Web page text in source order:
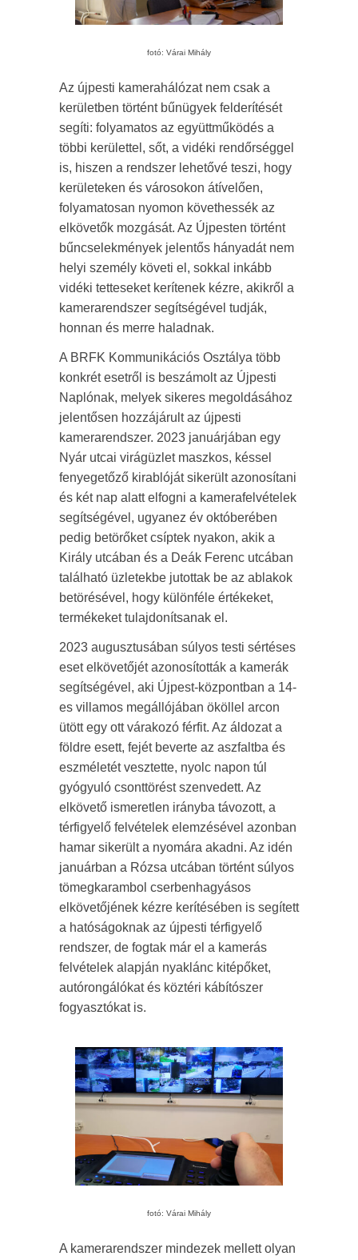
fotó: Várai Mihály
Az újpesti kamerahálózat nem csak a
kerületben történt bűnügyek felderítését
segíti: folyamatos az együttműködés a
többi kerülettel, sőt, a vidéki rendőrséggel
is, hiszen a rendszer lehetővé teszi, hogy
kerületeken és városokon átívelően,
folyamatosan nyomon követhessék az
elkövetők mozgását. Az Újpesten történt
bűncselekmények jelentős hányadát nem
helyi személy követi el, sokkal inkább
vidéki tetteseket kerítenek kézre, akikről a
kamerarendszer segítségével tudják,
honnan és merre haladnak.
A BRFK Kommunikációs Osztálya több
konkrét esetről is beszámolt az Újpesti
Naplónak, melyek sikeres megoldásához
jelentősen hozzájárult az újpesti
kamerarendszer. 2023 januárjában egy
Nyár utcai virágüzlet maszkos, késsel
fenyegetőző kirablóját sikerült azonosítani
és két nap alatt elfogni a kamerafelvételek
segítségével, ugyanez év októberében
pedig betörőket csíptek nyakon, akik a
Király utcában és a Deák Ferenc utcában
található üzletekbe jutottak be az ablakok
betörésével, hogy különféle értékeket,
termékeket tulajdonítsanak el.
2023 augusztusában súlyos testi sértéses
eset elkövetőjét azonosították a kamerák
segítségével, aki Újpest-központban a 14-
es villamos megállójában ököllel arcon
ütött egy ott várakozó férfit. Az áldozat a
földre esett, fejét beverte az aszfaltba és
eszméletét vesztette, nyolc napon túl
gyógyuló csonttörést szenvedett. Az
elkövető ismeretlen irányba távozott, a
térfigyelő felvételek elemzésével azonban
hamar sikerült a nyomára akadni. Az idén
januárban a Rózsa utcában történt súlyos
tömegkarambol cserbenhagyásos
elkövetőjének kézre kerítésében is segített
a hatóságoknak az újpesti térfigyelő
rendszer, de fogtak már el a kamerás
felvételek alapján nyaklánc kitépőket,
autórongálókat és köztéri kábítószer
fogyasztókat is.
fotó: Várai Mihály
A kamerarendszer mindezek mellett olyan